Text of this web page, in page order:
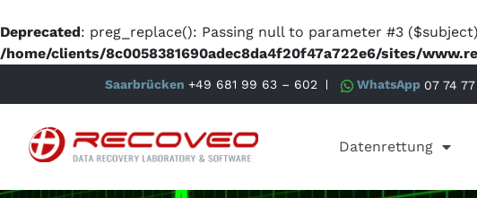
Deprecated: preg_replace(): Passing null to parameter #3
/home/clients/8c0058381690adec8da4f20f47a722e6/sites/
Saarbrücken +49 681 99 63 – 602 WhatsApp 07 74
Datenrettung